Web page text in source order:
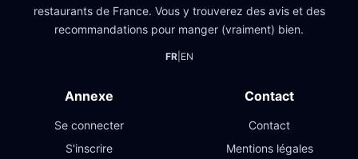
restaurants de France. Vous y trouverez des avis et des
recommandations pour manger (vraiment) bien.
FR| EN
Annexe
Se connecter
S'inscrire
Contact
Contact
Mentions légales